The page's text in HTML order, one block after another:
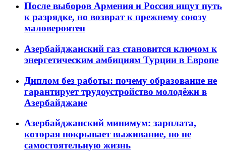
После выборов Армения и Россия ищут путь
к разрядке, но возврат к прежнему союзу
маловероятен
Азербайджанский газ становится ключом к
энергетическим амбициям Турции в Европе
Диплом без работы: почему образование не
гарантирует трудоустройство молодёжи в
Азербайджане
Азербайджанский минимум: зарплата,
которая покрывает выживание, но не
самостоятельную жизнь